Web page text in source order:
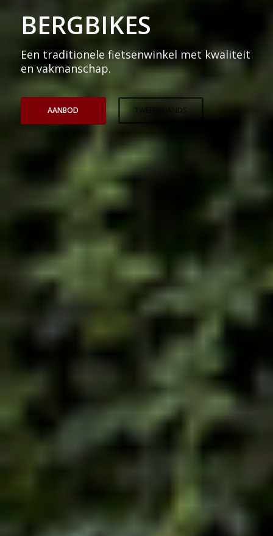
BERGBIKES
Een traditionele fietsenwinkel met kwaliteit
en vakmanschap.
AANBOD TWEEDEHANDS